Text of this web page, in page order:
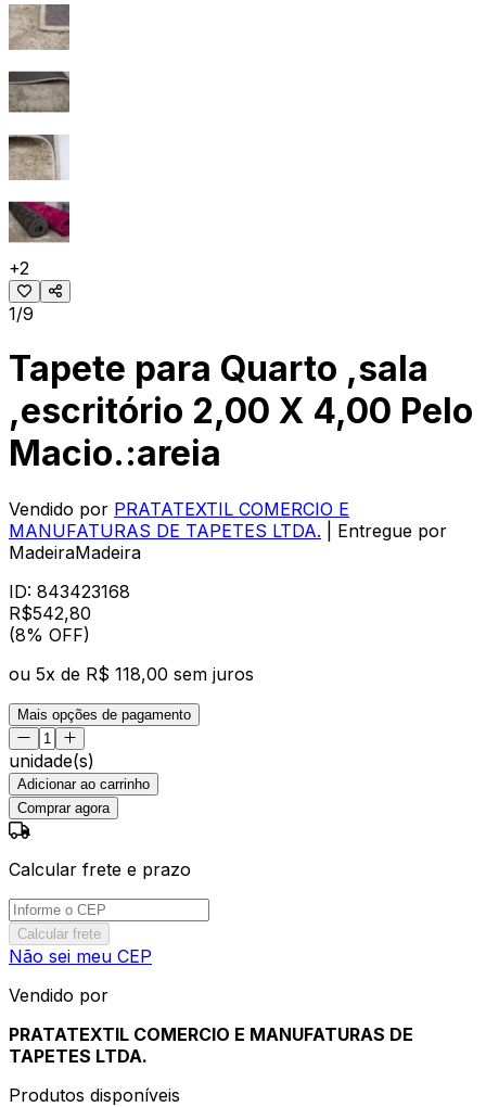
+2
1/9
Tapete para Quarto ,sala
,escritório 2,00 X 4,00 Pelo
Macio.:areia
Vendido por PRATATEXTIL COMERCIO E
MANUFATURAS DE TAPETES LTDA.
| Entregue por
MadeiraMadeira
ID: 843423168
R$542,80
(8% OFF)
ou 5x de R$ 118,00 sem juros
Mais opções de pagamento
unidade(s)
Adicionar ao carrinho
Comprar agora
Calcular frete e prazo
Calcular frete
Não sei meu CEP
Vendido por
PRATATEXTIL COMERCIO E MANUFATURAS DE
TAPETES LTDA.
Produtos disponíveis